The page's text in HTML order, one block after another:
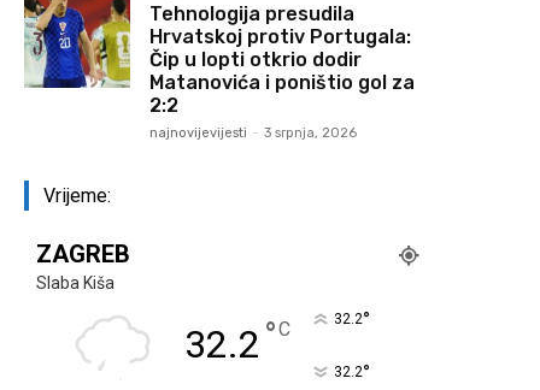
Tehnologija presudila
Hrvatskoj protiv Portugala:
Čip u lopti otkrio dodir
Matanovića i poništio gol za
2:2
najnovijevijesti - 3 srpnja, 2026
Vrijeme:
ZAGREB
Slaba Kiša
32.2 °C 32.2°
32.2°